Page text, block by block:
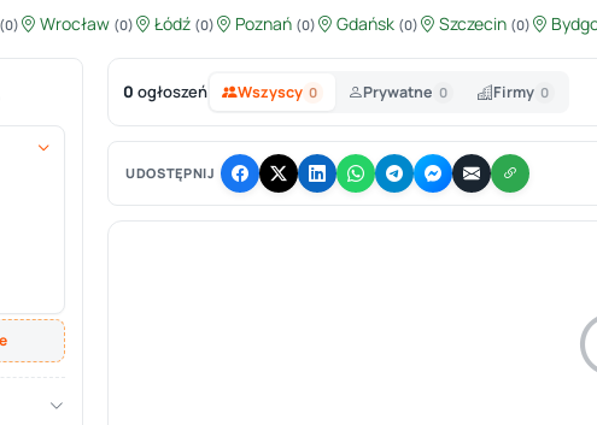
(0) Wrocław (0) Łódź (0) Poznań (0) Gdańsk (0) Szczecin (0)
0 ogłoszeń Wszyscy 0 Prywatne 0 Firmy 0
UDOSTĘPNIJ